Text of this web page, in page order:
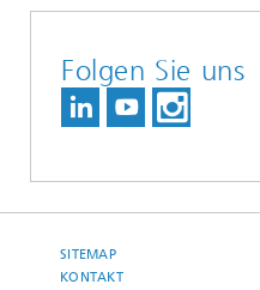
Folgen Sie uns
SITEMAP
KONTAKT